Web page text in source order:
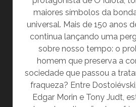
maiores símbolos da
universal. Mais de 150 anos
continua lançando uma
sobre nosso tempo: o
homem que preserva a
sociedade que passou a
fraqueza? Entre
Edgar Morin e Tony Judt,